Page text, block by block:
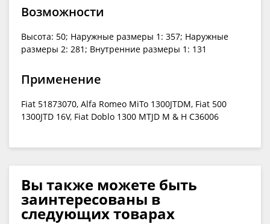
Возможности
Высота: 50; Наружные размеры 1: 357; Наружные
размеры 2: 281; Внутренние размеры 1: 131
Применение
Fiat 51873070, Alfa Romeo MiTo 1300JTDM, Fiat 500
1300JTD 16V, Fiat Doblo 1300 MTJD M & H C36006
Вы также можете быть
заинтересованы в
следующих товарах